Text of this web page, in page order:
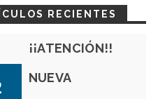
RECIENTES
¡¡ATENCIÓN!!
NUEVA